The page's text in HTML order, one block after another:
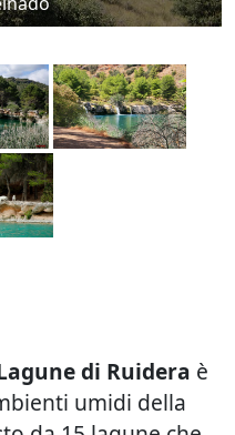
di Ruidera è
umidi della